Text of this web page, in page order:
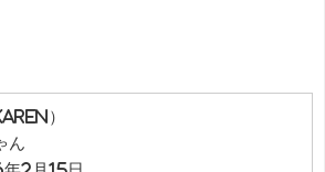
）
ん